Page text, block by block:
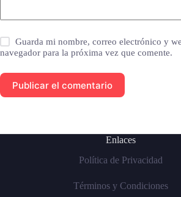
Guarda mi nombre, correo electrónico y
navegador para la próxima vez que comente.
Publicar el comentario
Enlaces
Política de Privacidad
Términos y Condiciones